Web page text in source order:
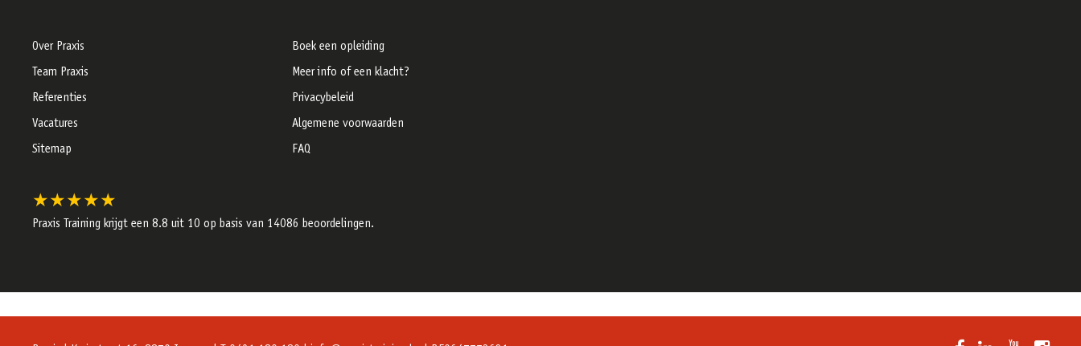
Over Praxis
Team Praxis
Referenties
Vacatures
Sitemap
Boek een opleiding
Meer info of een klacht?
Privacybeleid
Algemene voorwaarden
FAQ
★★★★★
Praxis Training krijgt een 8.8 uit 10 op basis van 14086 beoordelingen.